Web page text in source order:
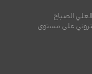
الصباح
على مستوى